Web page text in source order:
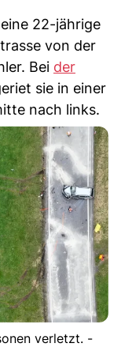
22-jährige
von der
Bei der
sie in einer
nach links.
verletzt. -